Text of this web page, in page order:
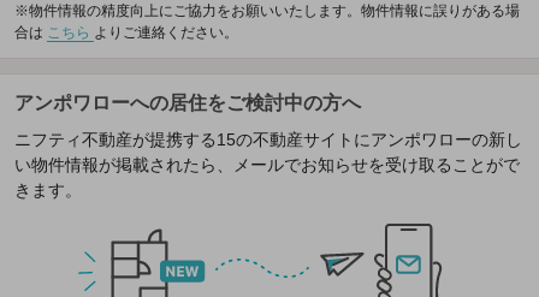
※物件情報の精度向上にご協力をお願いいたします。物件情報に誤りがある場
合は こちら よりご連絡ください。
アンポワローへの居住をご検討中の方へ
ニフティ不動産が提携する15の不動産サイトにアンポワローの新し
い物件情報が掲載されたら、メールでお知らせを受け取ることがで
きます。